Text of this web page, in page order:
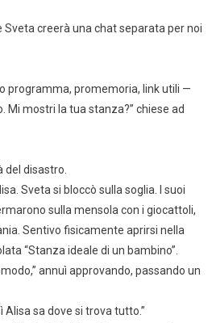
Sveta creerà una chat separata per noi
programma, promemoria, link utili —
Mi mostri la tua stanza?” chiese ad
del disastro.
Sveta si bloccò sulla soglia. I suoi
sulla mensola con i giocattoli,
Sentivo fisicamente aprirsi nella
“Stanza ideale di un bambino”.
annuì approvando, passando un
Alisa sa dove si trova tutto.”